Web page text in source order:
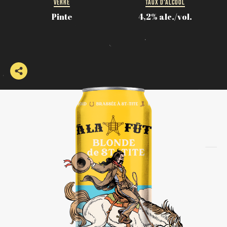
VERRE
Pinte
TAUX D'ALCOOL
4,2% alc./vol.